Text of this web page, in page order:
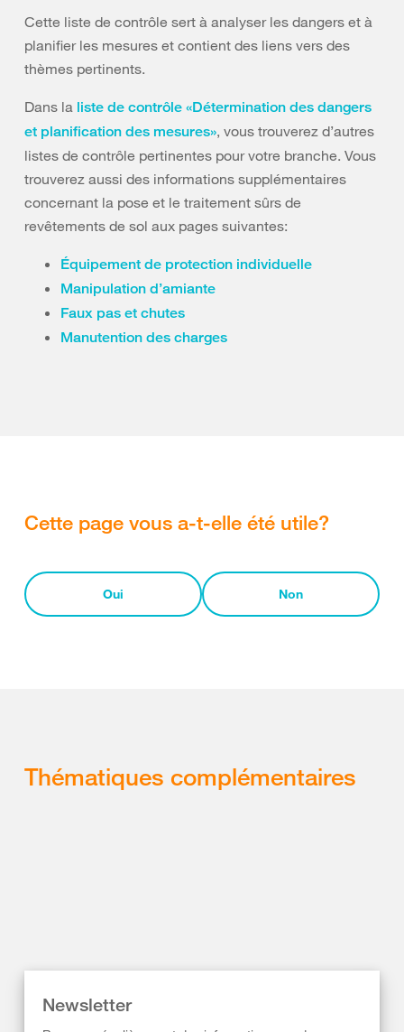
Cette liste de contrôle sert à analyser les dangers et à
planifier les mesures et contient des liens vers des
thèmes pertinents.
Dans la liste de contrôle «Détermination des dangers
et planification des mesures», vous trouverez d’autres
listes de contrôle pertinentes pour votre branche. Vous
trouverez aussi des informations supplémentaires
concernant la pose et le traitement sûrs de
revêtements de sol aux pages suivantes:
Équipement de protection individuelle
Manipulation d’amiante
Faux pas et chutes
Manutention des charges
Cette page vous a-t-elle été utile?
Oui Non
Thématiques complémentaires
Newsletter